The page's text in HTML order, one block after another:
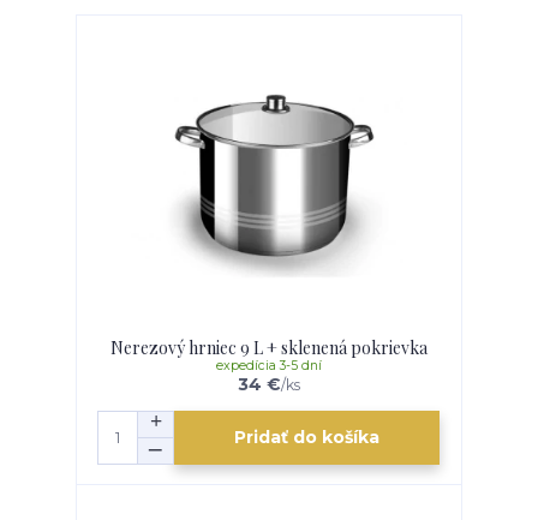
Nerezový hrniec 9 L + sklenená pokrievka
34 €/ks
expedícia 3-5 dní
Pridať do košíka